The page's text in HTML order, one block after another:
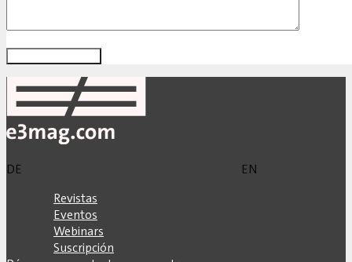
DE
EN
Revistas
Eventos
Webinars
Suscripción